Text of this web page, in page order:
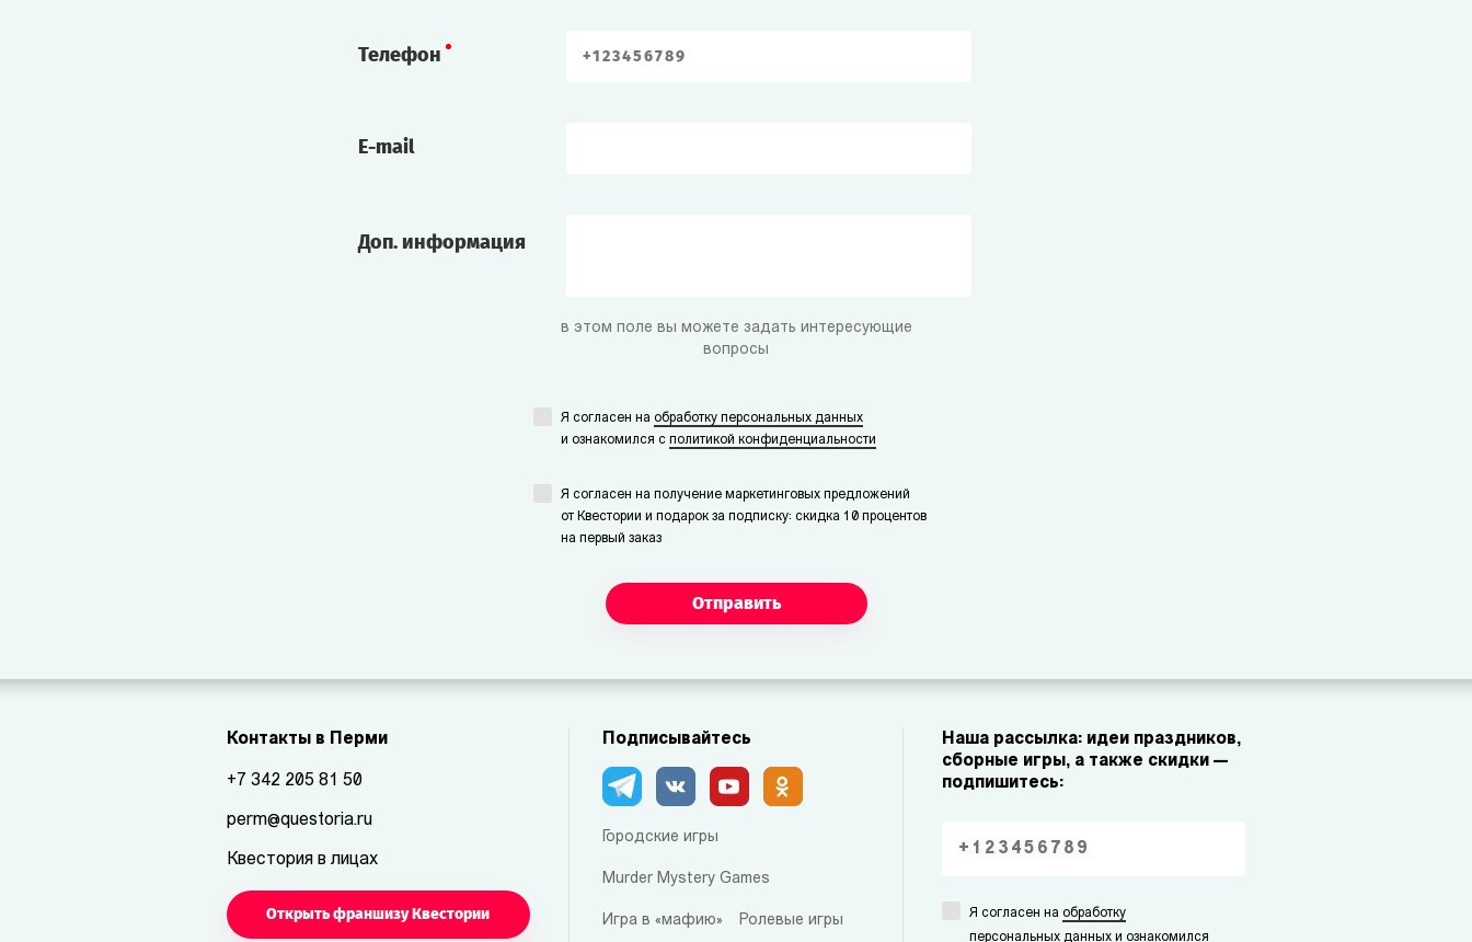
Телефон
E-mail
Доп. информация
в этом поле вы можете задать интересующие
вопросы
Я согласен на обработку персональных данных
и ознакомился с политикой конфиденциальности
Я согласен на получение маркетинговых предложений
от Квестории и подарок за подписку: скидка 10 процентов
на первый заказ
Отправить
Контакты в Перми
+7 342 205 81 50
perm@questoria.ru
Квестория в лицах
Открыть франшизу Квестории
Подписывайтесь
Городские игры
Murder Mystery Games
Игра в «мафию» Ролевые игры
Наша рассылка: идеи праздников,
сборные игры, а также скидки —
подпишитесь:
Я согласен на обработку
персональных данных и ознакомился